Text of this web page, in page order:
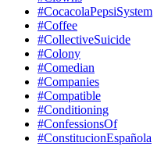
#CocacolaPepsiSystem
#Coffee
#CollectiveSuicide
#Colony
#Comedian
#Companies
#Compatible
#Conditioning
#ConfessionsOf
#ConstitucionEspañola